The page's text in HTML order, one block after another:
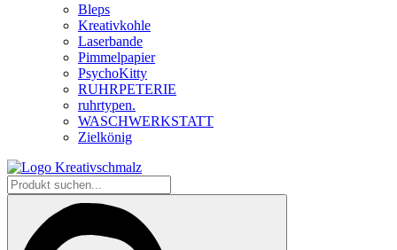
Bleps
Kreativkohle
Laserbande
Pimmelpapier
PsychoKitty
RUHRPETERIE
ruhrtypen.
WASCHWERKSTATT
Zielkönig
Produkt
suchen...